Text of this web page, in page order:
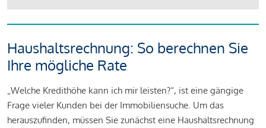
Haushaltsrechnung: So berechnen Sie
Ihre mögliche Rate
„Welche Kredithöhe kann ich mir leisten?“, ist eine gängige
Frage vieler Kunden bei der Immobiliensuche. Um das
herauszufinden, müssen Sie zunächst eine Haushaltsrechnung